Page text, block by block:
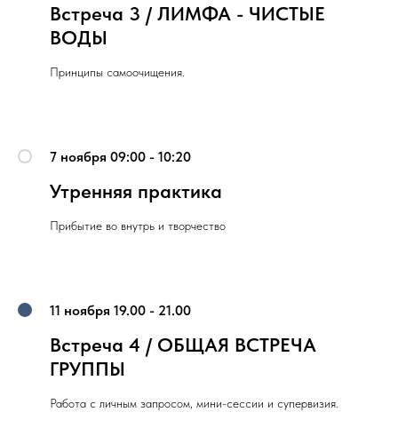
Встреча 3 / ЛИМФА - ЧИСТЫЕ
ВОДЫ
Принципы самоочищения.
7 ноября 09:00 - 10:20
Утренняя практика
Прибытие во внутрь и творчество
11 ноября 19.00 - 21.00
Встреча 4 / ОБЩАЯ ВСТРЕЧА
ГРУППЫ
Работа с личным запросом, мини-сессии и супервизия.